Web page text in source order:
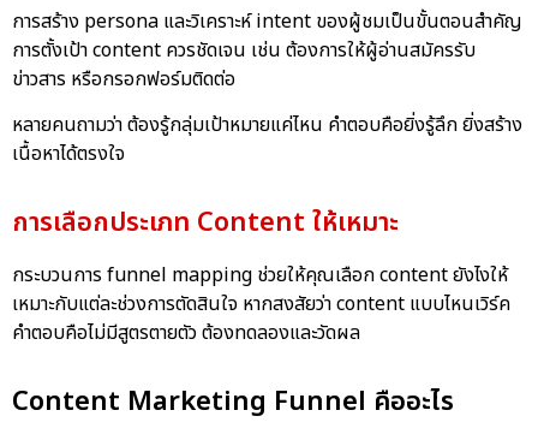
การสร้าง persona และวิเคราะห์ intent ของผู้ชมเป็นขั้นตอนสำคัญ
การตั้งเป้า content ควรชัดเจน เช่น ต้องการให้ผู้อ่านสมัครรับ
ข่าวสาร หรือกรอกฟอร์มติดต่อ
หลายคนถามว่า ต้องรู้กลุ่มเป้าหมายแค่ไหน คำตอบคือยิ่งรู้ลึก ยิ่งสร้าง
เนื้อหาได้ตรงใจ
การเลือกประเภท Content ให้เหมาะ
กระบวนการ funnel mapping ช่วยให้คุณเลือก content ยังไงให้
เหมาะกับแต่ละช่วงการตัดสินใจ หากสงสัยว่า content แบบไหนเวิร์ค
คำตอบคือไม่มีสูตรตายตัว ต้องทดลองและวัดผล
Content Marketing Funnel คืออะไร